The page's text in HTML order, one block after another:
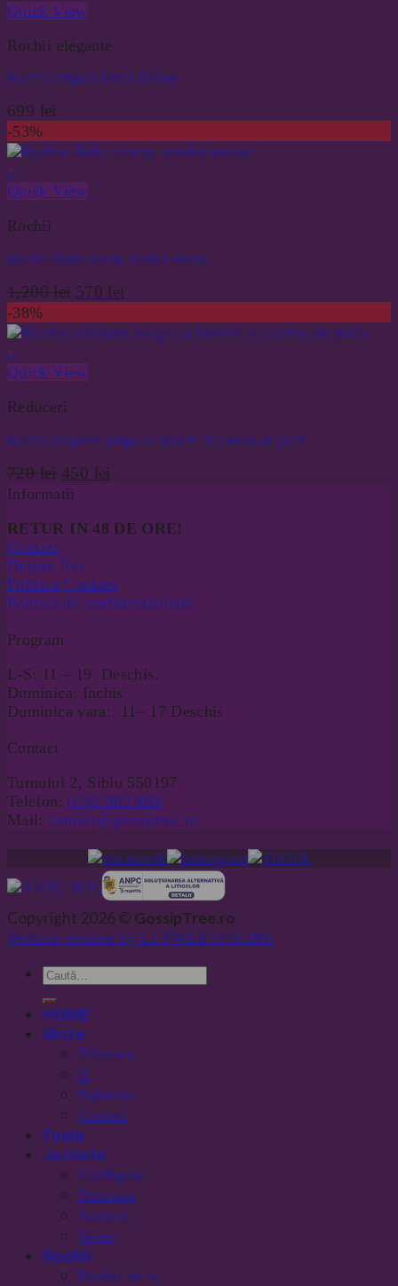
Quick View
Rochii elegante
Rochie lunga A bird’s Dream
699 lei
-53%
Quick View
Rochii
Rochie Boho scurta, model unicat
1,200lei Prețul
a
1,200 lei.
570 lei
este:
-38%
Quick View
Reduceri
Rochie eleganta lunga cu bretele si cordon de perle
720lei Prețul
inițial
fost:
450 lei
450 lei.
Informatii
RETUR IN 48 DE ORE!
Contact
Despre Noi
Politica Cookies
Politica de confidentialitate
Program
L-S: 11 – 19 Deschis.
Duminica: Inchis
Duminica vara: 11– 17 Deschis
Contact
Turnului 2, Sibiu 550197
Telefon: 0742 985 489
Mail: contact@gossiptree.ro
Copyright 2026 © GossipTree.ro
Website created by LUPWEB ONLINE
HOME
Bluze
Tricouri
II
Pulovere
Camasi
Fuste
Jachete
Cardigane
Paltoane
Sacouri
Veste
Rochii
Rochii de zi